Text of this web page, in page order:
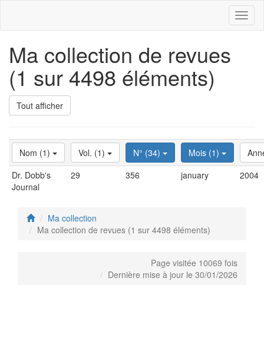
Ma collection de revues
(1 sur 4498 éléments)
Tout afficher
Nom (1) Vol. (1) N° (34) Mois (1)
Dr. Dobb's
Journal
29 356 january 2004
Ma collection
Ma collection de revues (1 sur 4498 éléments)
Page visitée 10069 fois
Dernière mise à jour le 30/01/2026